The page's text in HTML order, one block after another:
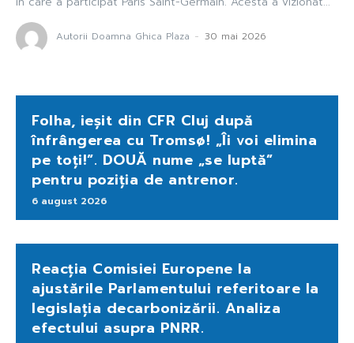
Autorii Doamna Ghica Plaza - 30 mai 2026
Folha, ieșit din CFR Cluj după
înfrângerea cu Tromsø! „Îi voi elimina
pe toți!”. DOUĂ nume „se luptă”
pentru poziția de antrenor.
6 august 2026
Reacția Comisiei Europene la
ajustările Parlamentului referitoare la
legislația decarbonizării. Analiza
efectului asupra PNRR.